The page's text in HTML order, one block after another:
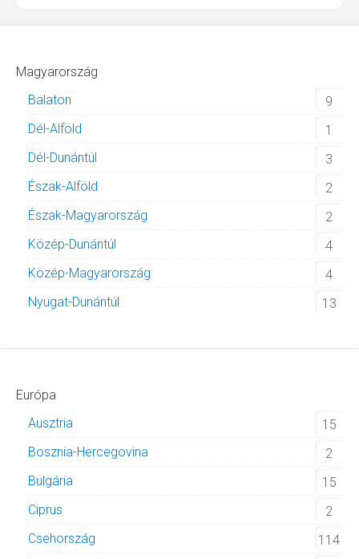
Magyarország
Balaton
9
Dél-Alföld
1
Dél-Dunántúl
3
Észak-Alföld
2
Észak-Magyarország
2
Közép-Dunántúl
4
Közép-Magyarország
4
Nyugat-Dunántúl
13
Európa
Ausztria
15
Bosznia-Hercegovina
2
Bulgária
15
Ciprus
2
Csehország
114